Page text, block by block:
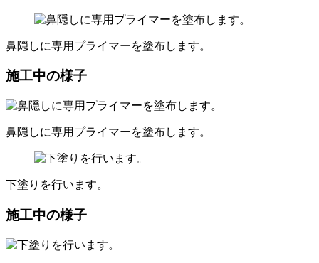
鼻隠しに専用プライマーを塗布します。
施工中の様子
鼻隠しに専用プライマーを塗布します。
下塗りを行います。
施工中の様子